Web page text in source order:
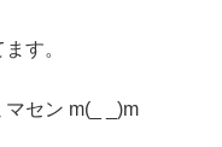
す。
セン m(_ _)m